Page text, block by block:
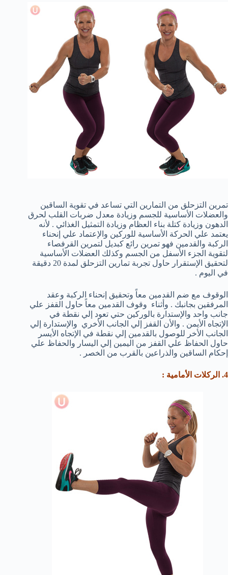
تمرين التزحلق من التمارين التي تساعد في تقوية الساقين
والعضلات الأساسية للجسم وزيادة معدل ضربات القلب لحرق
الدهون وزيادة كتلة بناء العظام وزيادة التمثيل الغذائي . لأنه
يعتمد علي الحركة الأساسية للوركين والإعتماد علي إنحناء
الركبة والقدمين فهو تمرين رائع كبديل لتمرين القرفصاء
لتقوية الجزء الأسفل من الجسم وكذلك العضلات الأساسية
لتحقيق الإستقرار حاول تجربة تمارين التزحلق لمدة 20 دقيقة
في اليوم .
الوقوف مع ضم القدمين معاً وتحقيق إنحناء الركبة وعقد
المرفقين بجانبك . وأثناء وقوف القدمين معاً حاول القفز علي
جانب واحد والإستدارة بالوركين حتي تعود إلي نقطة في
الإتجاه الأيمن . والأن القفز إلي الجانب الأخري والإستدارة إلي
الجانب الأخر للوصول بالقدمين إلي نقطة في الإتجاه الأيسر
حاول الحفاظ علي القفز من اليمين إلي اليسار والحفاظ علي
إحكام الساقين والذراعين بالقرب من الخصر .
4. الركلات الأمامية :